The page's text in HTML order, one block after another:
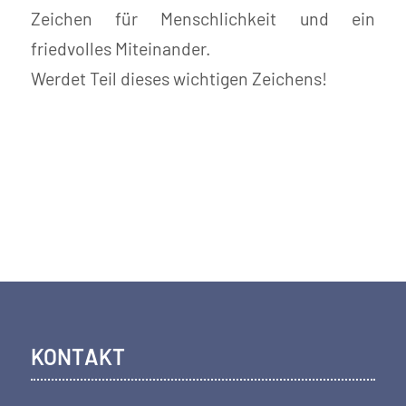
Zeichen für Menschlichkeit und ein
friedvolles Miteinander.
Werdet Teil dieses wichtigen Zeichens!
KONTAKT